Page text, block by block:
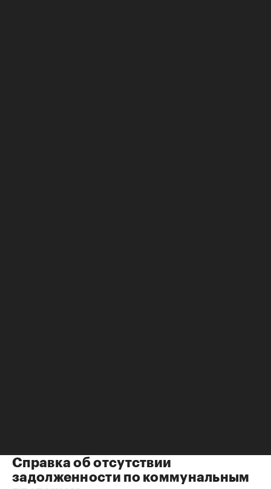
Справка об отсутствии
задолженности по коммунальным